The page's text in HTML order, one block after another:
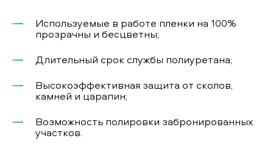
Используемые в работе пленки на 100%
прозрачны и бесцветны;
Длительный срок службы полиуретана;
Высокоэффективная защита от сколов,
камней и царапин;
Возможность полировки забронированных
участков.